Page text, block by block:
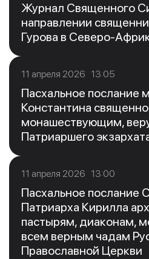
Журнал Священного
направлении
Гурова в Северо-
11 апреля 2026 13:05
Пасхальное послание
Константина
монашествующим,
Патриаршего
11 апреля 2026 13:00
Пасхальное послание
Патриарха Кирилла
пастырям, диаконам,
всем верным чадам
Православной Церкви